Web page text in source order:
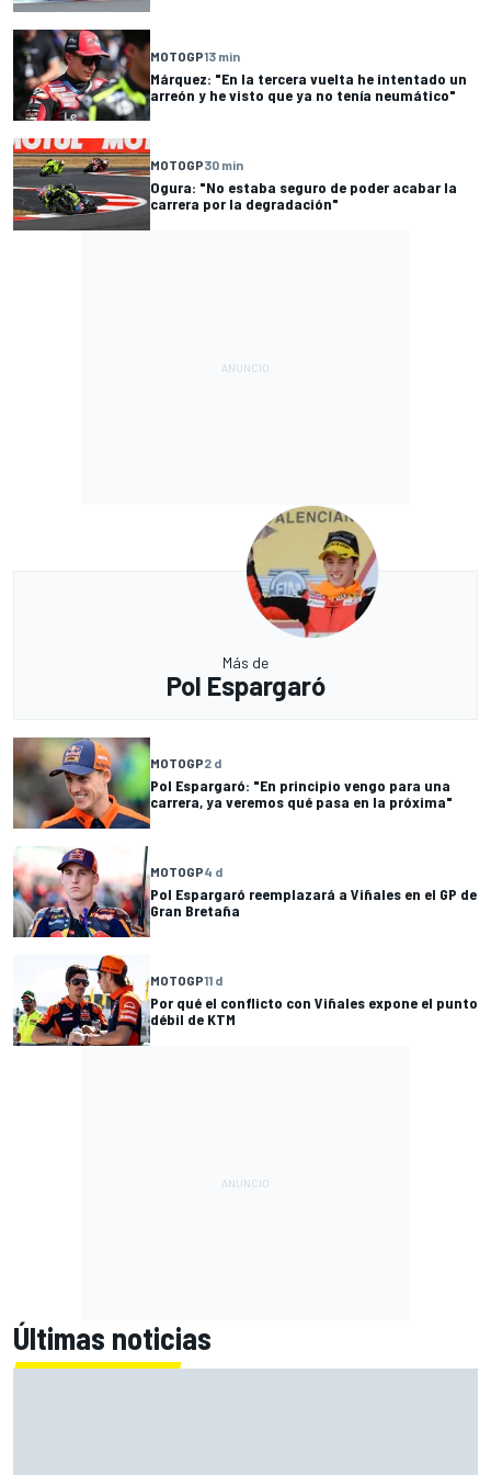
MOTOGP13 min
Márquez: "En la tercera vuelta he intentado un
arreón y he visto que ya no tenía neumático"
MOTOGP30 min
Ogura: "No estaba seguro de poder acabar la
carrera por la degradación"
Más de
Pol Espargaró
MOTOGP2 d
Pol Espargaró: "En principio vengo para una
carrera, ya veremos qué pasa en la próxima"
MOTOGP4 d
Pol Espargaró reemplazará a Viñales en el GP de
Gran Bretaña
MOTOGP11 d
Por qué el conflicto con Viñales expone el punto
débil de KTM
Últimas noticias